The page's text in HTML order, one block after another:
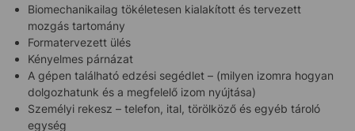
Biomechanikailag tökéletesen kialakított és tervezett
mozgás tartomány
Formatervezett ülés
Kényelmes párnázat
A gépen található edzési segédlet – (milyen izomra hogyan
dolgozhatunk és a megfelelő izom nyújtása)
Személyi rekesz – telefon, ital, törölköző és egyéb tároló
egység